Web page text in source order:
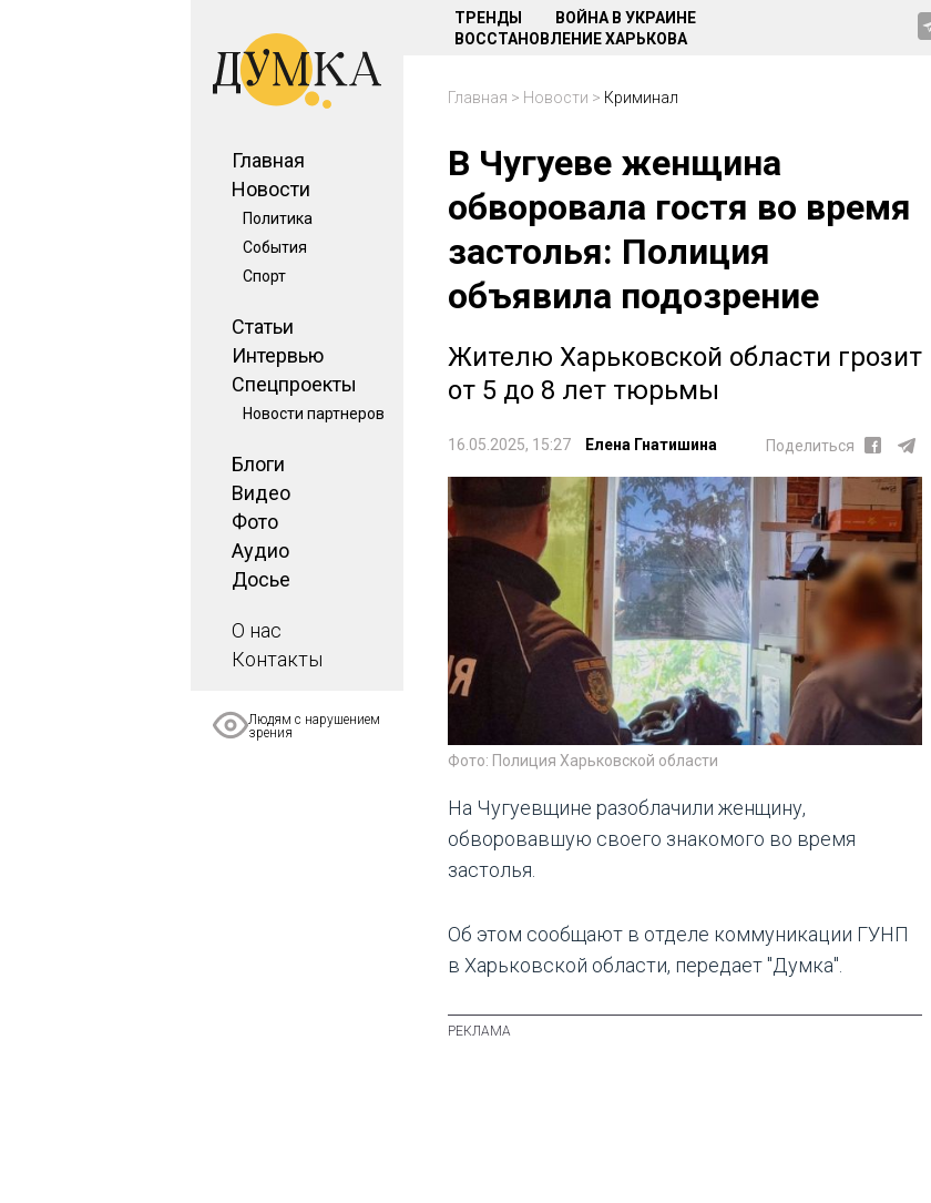
Главная
Новости
Политика
События
Спорт
Статьи
Интервью
Спецпроекты
Новости партнеров
Блоги
Видео
Фото
Аудио
Досье
О нас
Контакты
Людям с нарушением
зрения
ТРЕНДЫ
ВОЙНА В УКРАИНЕ
ВОССТАНОВЛЕНИЕ ХАРЬКОВА
Главная > Новости > Криминал
В Чугуеве женщина
обворовала гостя во время
застолья: Полиция
объявила подозрение
Жителю Харьковской области грозит
от 5 до 8 лет тюрьмы
16.05.2025, 15:27 Елена Гнатишина Поделиться
Фото: Полиция Харьковской области
На Чугуевщине разоблачили женщину,
обворовавшую своего знакомого во время
застолья.
Об этом сообщают в отделе коммуникации ГУНП
в Харьковской области, передает "Думка".